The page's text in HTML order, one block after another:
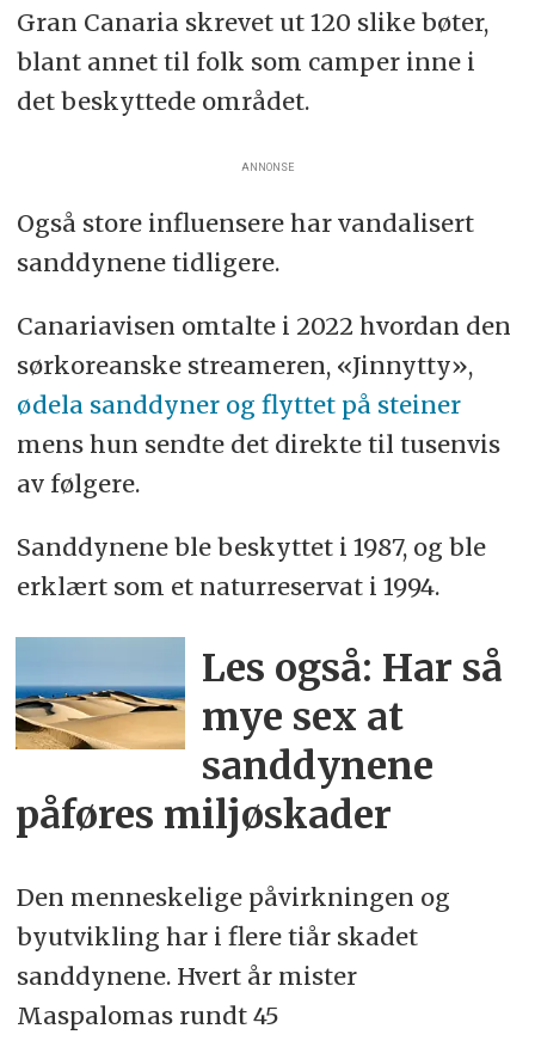
Gran Canaria skrevet ut 120 slike bøter,
blant annet til folk som camper inne i
det beskyttede området.
ANNONSE
Også store influensere har vandalisert
sanddynene tidligere.
Canariavisen omtalte i 2022 hvordan den
sørkoreanske streameren, «Jinnytty»,
ødela sanddyner og flyttet på steiner
mens hun sendte det direkte til tusenvis
av følgere.
Sanddynene ble beskyttet i 1987, og ble
erklært som et naturreservat i 1994.
Les også: Har så
mye sex at
sanddynene
påføres miljøskader
Den menneskelige påvirkningen og
byutvikling har i flere tiår skadet
sanddynene. Hvert år mister
Maspalomas rundt 45